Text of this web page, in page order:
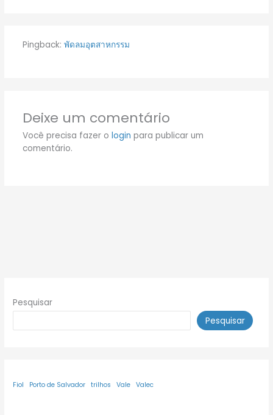
Pingback: พัดลมอุตสาหกรรม
Deixe um comentário
Você precisa fazer o login para publicar um
comentário.
Pesquisar
Pesquisar
Fiol Porto de Salvador trilhos Vale Valec